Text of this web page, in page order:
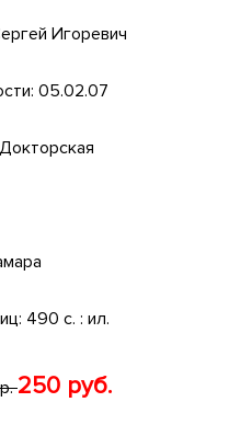
Игоревич
05.02.07
Докторская
490 с. : ил.
250 руб.